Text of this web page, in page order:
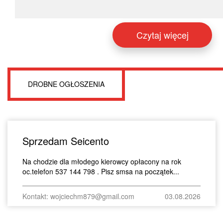
Czytaj więcej
DROBNE OGŁOSZENIA
Sprzedam Seicento
Na chodzie dla młodego kierowcy opłacony na rok
oc.telefon 537 144 798 . Pisz smsa na początek...
Kontakt: wojciechm879@gmail.com 03.08.2026